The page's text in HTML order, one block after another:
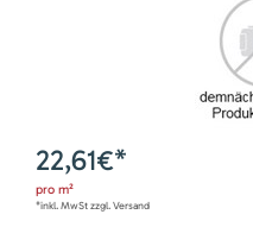
22,61€*
pro m²
*inkl. MwSt zzgl. Versand